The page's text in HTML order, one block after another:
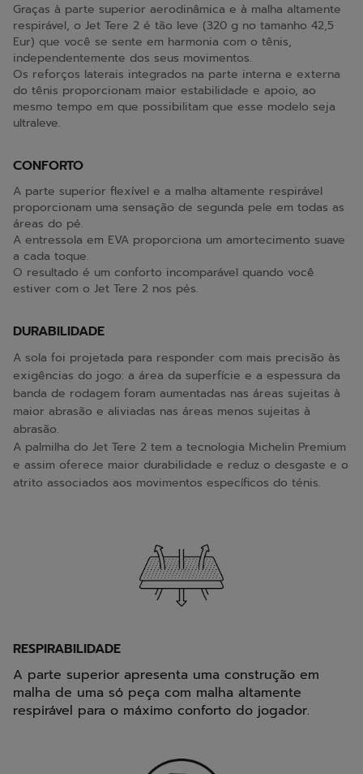
Graças à parte superior aerodinâmica e à malha altamente
respirável, o Jet Tere 2 é tão leve (320 g no tamanho 42,5
Eur) que você se sente em harmonia com o tênis,
independentemente dos seus movimentos.
Os reforços laterais integrados na parte interna e externa
do tênis proporcionam maior estabilidade e apoio, ao
mesmo tempo em que possibilitam que esse modelo seja
ultraleve.
CONFORTO
A parte superior flexível e a malha altamente respirável
proporcionam uma sensação de segunda pele em todas as
áreas do pé.
A entressola em EVA proporciona um amortecimento suave
a cada toque.
O resultado é um conforto incomparável quando você
estiver com o Jet Tere 2 nos pés.
DURABILIDADE
A sola foi projetada para responder com mais precisão às
exigências do jogo: a área da superfície e a espessura da
banda de rodagem foram aumentadas nas áreas sujeitas à
maior abrasão e aliviadas nas áreas menos sujeitas à
abrasão.
A palmilha do Jet Tere 2 tem a tecnologia Michelin Premium
e assim oferece maior durabilidade e reduz o desgaste e o
atrito associados aos movimentos específicos do ténis.
RESPIRABILIDADE
A parte superior apresenta uma construção em
malha de uma só peça com malha altamente
respirável para o máximo conforto do jogador.